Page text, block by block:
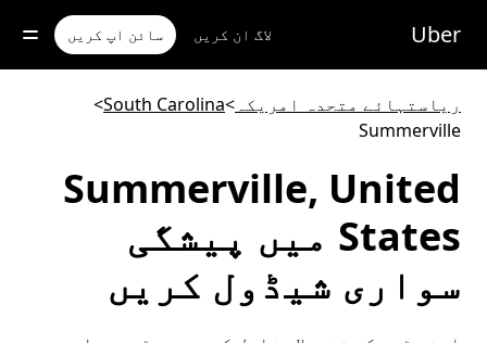
مواد
جائیں
Uber لاگ ان کریں سائن اپ کریں
ریاستہائے متحدہ امریکہ>
South Carolina
>
Summerville
Summerville, United
States میں پیشگی
سواری شیڈول کریں